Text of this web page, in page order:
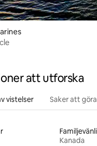
att utforska
vistelser Saker att göra
Kanada